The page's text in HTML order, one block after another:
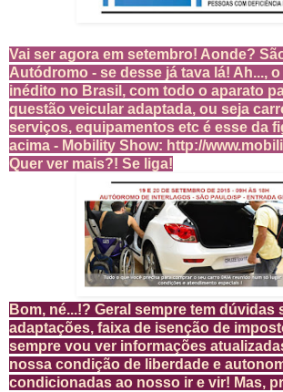
Vai ser agora em setembro! Aonde?
Autódromo - se desse já tava lá! Ah...,
inédito no Brasil, com todo o aparato
questão veicular adaptada, ou seja
serviços, equipamentos etc é esse da
acima - Mobility Show: http://
Quer ver mais?! Se liga!
Bom, né...!? Geral sempre tem dúvidas
adaptações, faixa de isenção de
sempre vou ver informações
nossa condição de liberdade e
condicionadas ao nosso ir e vir! Mas,